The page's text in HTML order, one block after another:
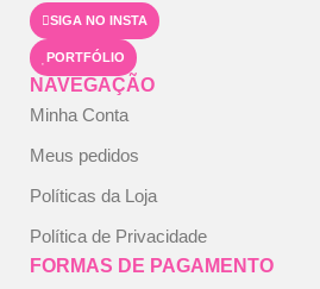
SIGA NO INSTA
PORTFÓLIO
NAVEGAÇÃO
Minha Conta
Meus pedidos
Políticas da Loja
Política de Privacidade
FORMAS DE PAGAMENTO